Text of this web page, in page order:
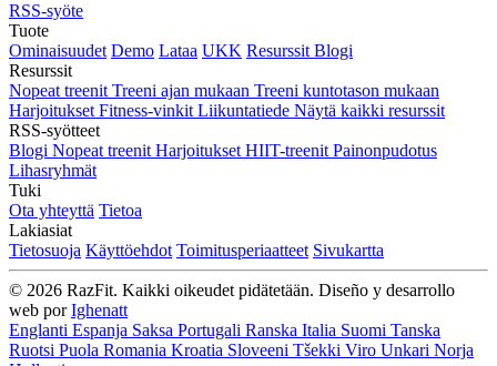
RSS-syöte
Tuote
Ominaisuudet Demo Lataa UKK ResurssitBlogi
Resurssit
Nopeat treenitTreeni ajan mukaan Treeni kuntotason mukaan
HarjoituksetFitness-vinkitLiikuntatiede Näytä kaikki resurssit
RSS-syötteet
Blogi Nopeat treenitHarjoituksetHIIT-treenitPainonpudotus
Lihasryhmät
Tuki
Ota yhteyttä Tietoa
Lakiasiat
Tietosuoja Käyttöehdot Toimitusperiaatteet Sivukartta
© 2026 RazFit. Kaikki oikeudet pidätetään. Diseño y desarrollo
web porIghenatt
Englanti Espanja Saksa Portugali Ranska Italia Suomi Tanska
Ruotsi Puola Romania Kroatia Sloveeni Tšekki Viro Unkari Norja